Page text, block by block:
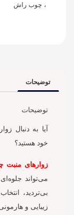
، چوب راش
توضیحات
توضیحات
آیا به دنبال
خود هستید؟
زوارهای منبت
می‌تواند
بی‌تردید،
زیبایی و